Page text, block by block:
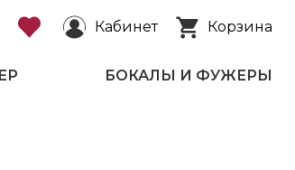
Кабинет Корзина
БОКАЛЫ И ФУЖЕРЫ